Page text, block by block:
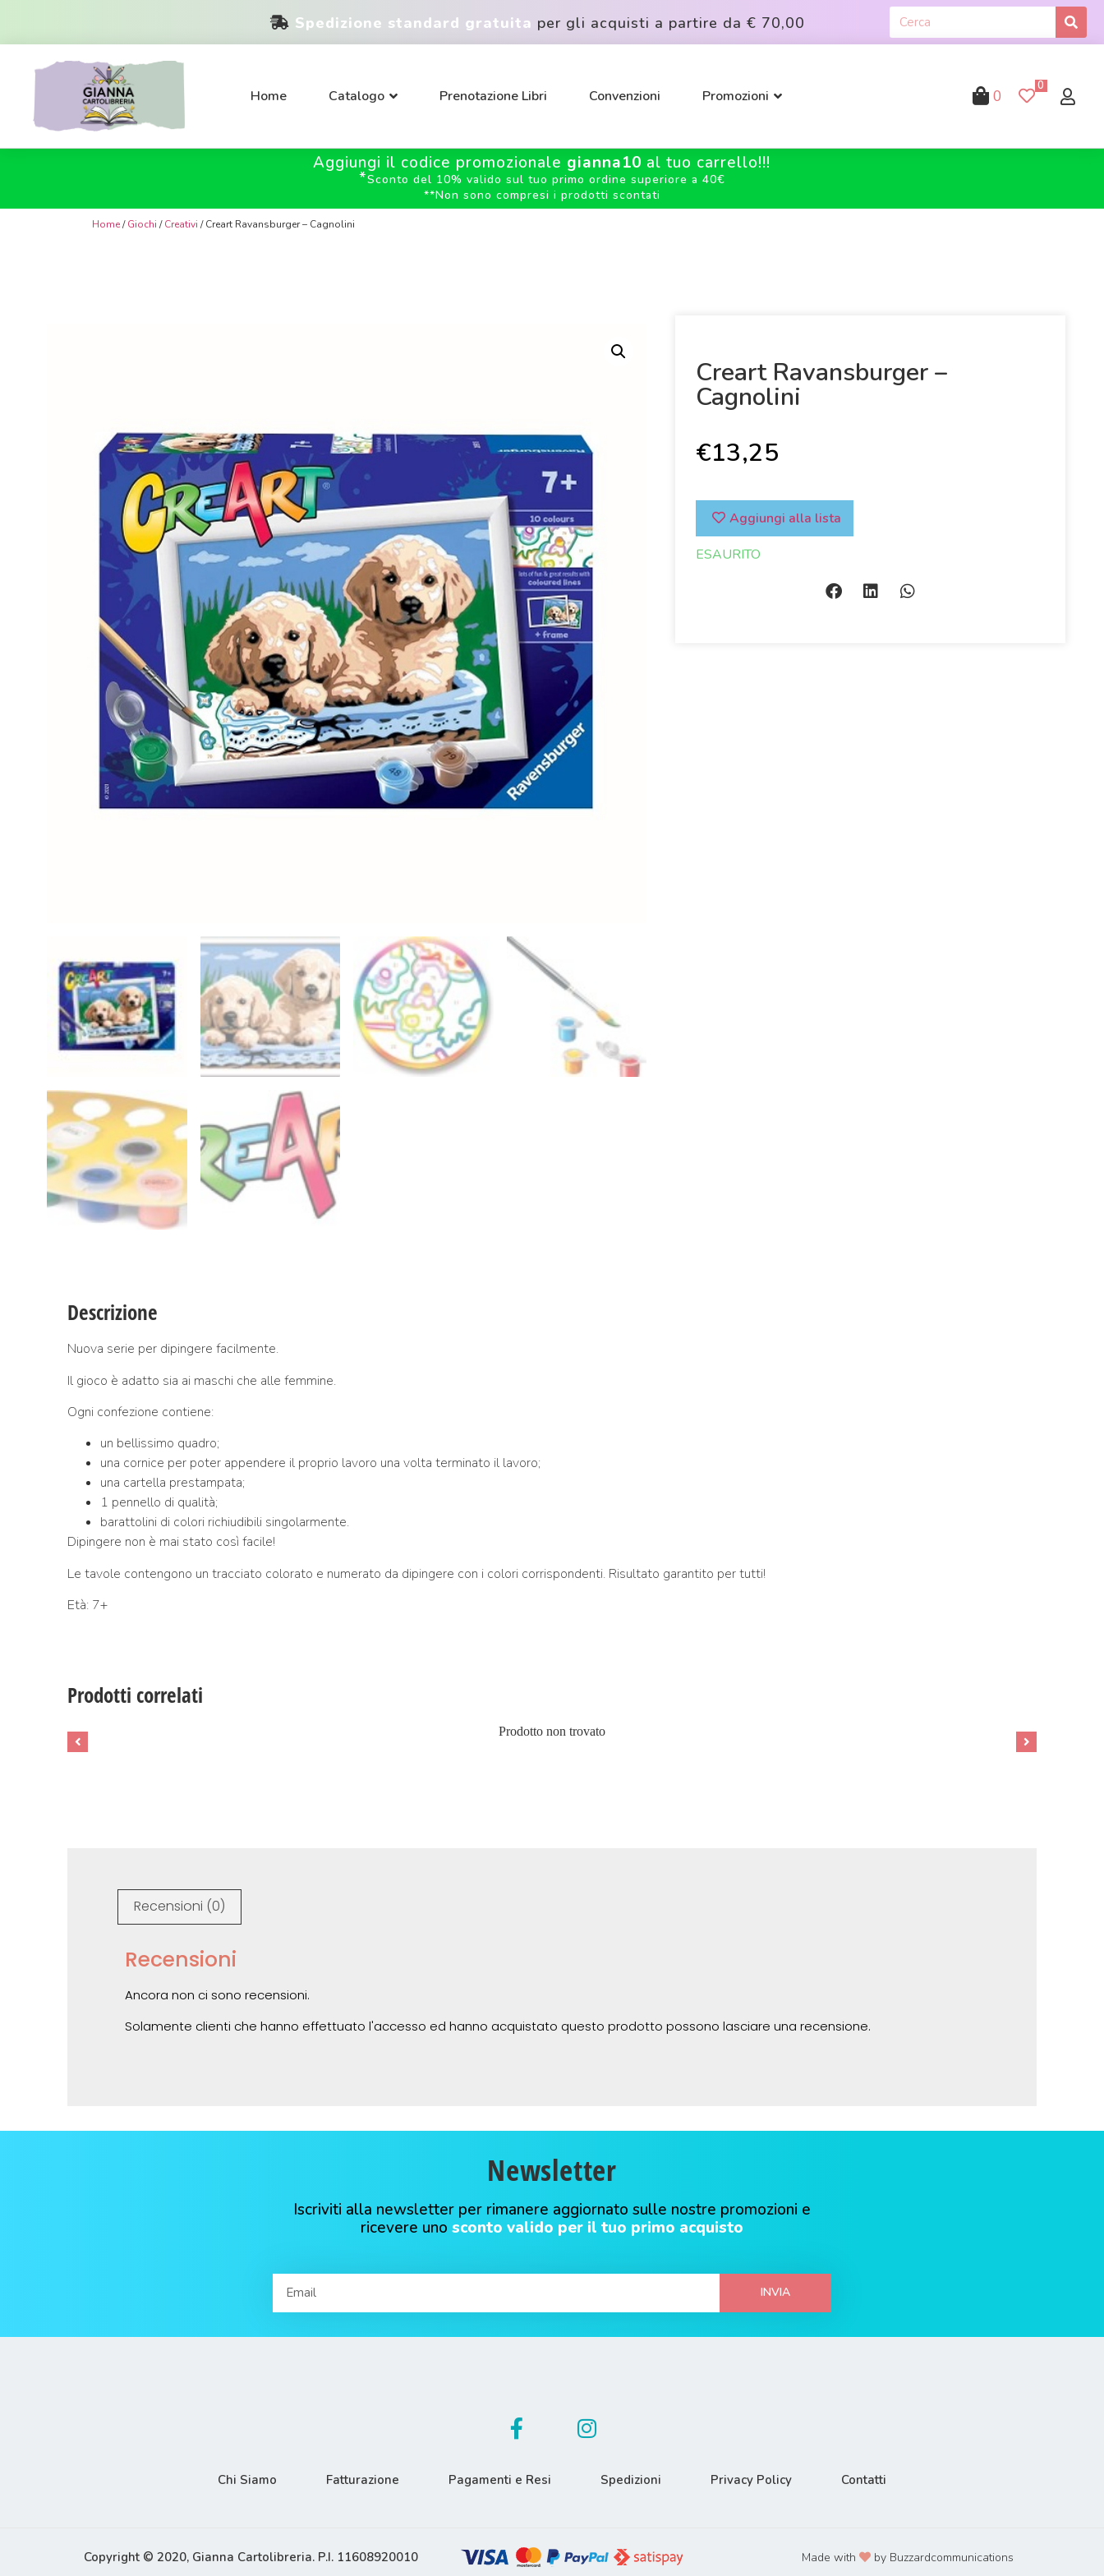
Spedizione standard gratuita per gli acquisti a partire da € 70,00
Home Catalogo Prenotazione Libri Convenzioni Promozioni 0
0
Aggiungi il codice promozionale gianna10 al tuo carrello!!!
*Sconto del 10% valido sul tuo primo ordine superiore a 40€
**Non sono compresi i prodotti scontati
Home/Giochi /Creativi / Creart Ravansburger – Cagnolini
Creart Ravansburger –
Cagnolini
€13,25
Aggiungi alla lista
ESAURITO
Descrizione
Nuova serie per dipingere facilmente.
Il gioco è adatto sia ai maschi che alle femmine.
Ogni confezione contiene:
un bellissimo quadro;
una cornice per poter appendere il proprio lavoro una volta terminato il lavoro;
una cartella prestampata;
1 pennello di qualità;
barattolini di colori richiudibili singolarmente.
Dipingere non è mai stato così facile!
Le tavole contengono un tracciato colorato e numerato da dipingere con i colori corrispondenti. Risultato garantito per tutti!
Età: 7+
Prodotti correlati
Prodotto non trovato
Recensioni (0)
Recensioni
Ancora non ci sono recensioni.
Solamente clienti che hanno effettuato l'accesso ed hanno acquistato questo prodotto possono lasciare una recensione.
Newsletter
Iscriviti alla newsletter per rimanere aggiornato sulle nostre promozioni e
ricevere uno sconto valido per il tuo primo acquisto
INVIA
Chi Siamo Fatturazione Pagamenti e Resi Spedizioni Privacy Policy Contatti
Copyright © 2020, Gianna Cartolibreria. P.I. 11608920010 Made with by Buzzardcommunications